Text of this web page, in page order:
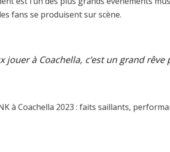
fans se produisent sur scène.
jouer à Coachella, c’est un grand rêve